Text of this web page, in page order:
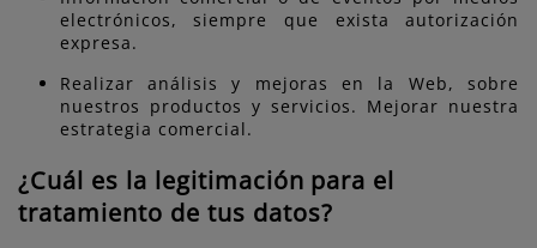
electrónicos, siempre que exista autorización
expresa.
Realizar análisis y mejoras en la Web, sobre
nuestros productos y servicios. Mejorar nuestra
estrategia comercial.
¿Cuál es la legitimación para el
tratamiento de tus datos?